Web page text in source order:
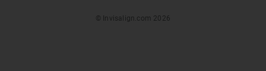
© Invisalign.com 2026